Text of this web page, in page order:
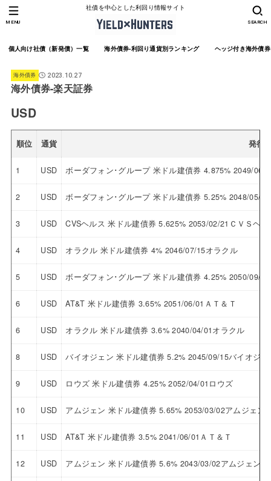
社債を中心とした利回り情報サイト
個人向け社債（新発債）一覧 海外債券-利回り通貨別ランキング ヘッジ付き海外債
SEARCH
MENU
海外債券 2023.10.27
海外債券-楽天証券
USD
順位 通貨 発行
1 USD ボーダフォン･グループ 米ドル建債券 4.875% 2049/06/
2 USD ボーダフォン･グループ 米ドル建債券 5.25% 2048/05/
3 USD CVSヘルス 米ドル建債券 5.625% 2053/02/21ＣＶＳヘル
4 USD オラクル 米ドル建債券 4% 2046/07/15オラクル
5 USD ボーダフォン･グループ 米ドル建債券 4.25% 2050/09/
6 USD AT&T 米ドル建債券 3.65% 2051/06/01ＡＴ＆Ｔ
6 USD オラクル 米ドル建債券 3.6% 2040/04/01オラクル
8 USD バイオジェン 米ドル建債券 5.2% 2045/09/15バイオジェ
9 USD ロウズ 米ドル建債券 4.25% 2052/04/01ロウズ
10 USD アムジェン 米ドル建債券 5.65% 2053/03/02アムジェン
11 USD AT&T 米ドル建債券 3.5% 2041/06/01ＡＴ＆Ｔ
12 USD アムジェン 米ドル建債券 5.6% 2043/03/02アムジェン